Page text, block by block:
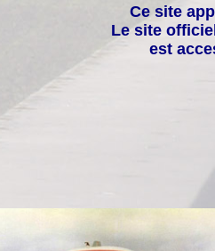
Ce site
Le site
est